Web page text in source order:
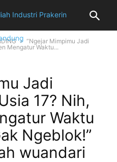
“Ngejar Mimpimu Jadi
Mengatur Waktu...
Jadi
17? Nih,
Waktu
Ngeblok!”
wuandari